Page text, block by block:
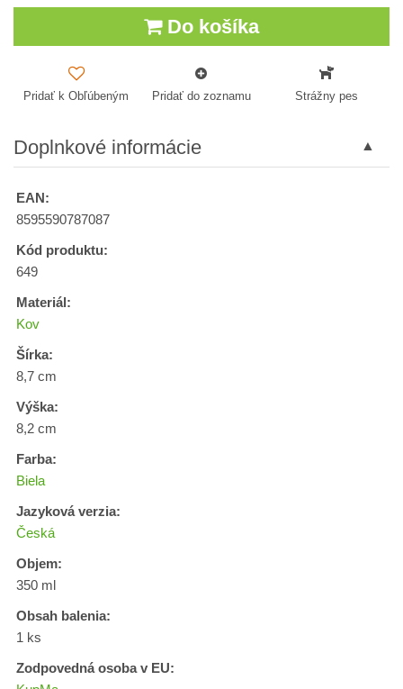
Do košíka
Pridať k Obľúbeným Pridať do zoznamu Strážny pes
Doplnkové informácie
EAN:
8595590787087
Kód produktu:
649
Materiál:
Kov
Šírka:
8,7 cm
Výška:
8,2 cm
Farba:
Biela
Jazyková verzia:
Česká
Objem:
350 ml
Obsah balenia:
1 ks
Zodpovedná osoba v EU: